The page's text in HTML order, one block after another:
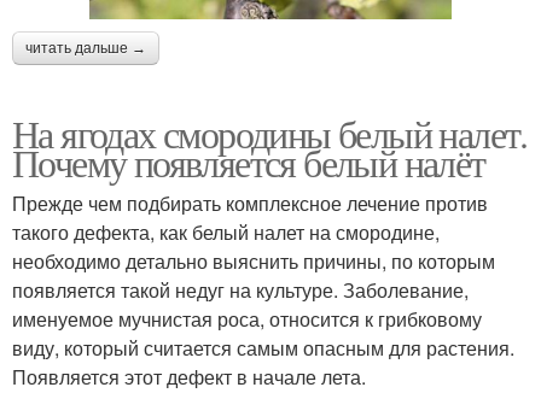
читать дальше →
На ягодах смородины белый налет.
Почему появляется белый налёт
Прежде чем подбирать комплексное лечение против
такого дефекта, как белый налет на смородине,
необходимо детально выяснить причины, по которым
появляется такой недуг на культуре. Заболевание,
именуемое мучнистая роса, относится к грибковому
виду, который считается самым опасным для растения.
Появляется этот дефект в начале лета.